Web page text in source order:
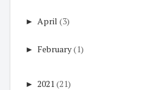
► April (3)
► February(1)
► 2021 (21)